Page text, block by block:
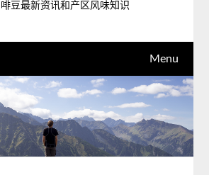
豆最新资讯和产区风味知识
Menu